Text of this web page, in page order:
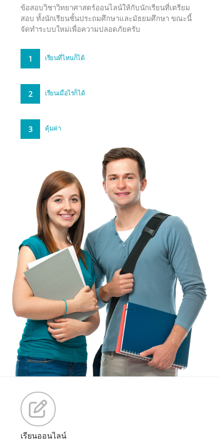
ข้อสอบวิชาวิทยาศาสตร์ออนไลน์ให้กับนักเรียนที่เตรียม
สอบ ทั้งนักเรียนชั้นประถมศึกษาและมัธยมศึกษา ขณะนี้
จัดทำระบบใหม่เพื่อความปลอดภัยครับ
1 เรียนที่ไหนก็ได้
2 เรียนเมื่อไรก็ได้
3 คุ้มค่า
เรียนออนไลน์